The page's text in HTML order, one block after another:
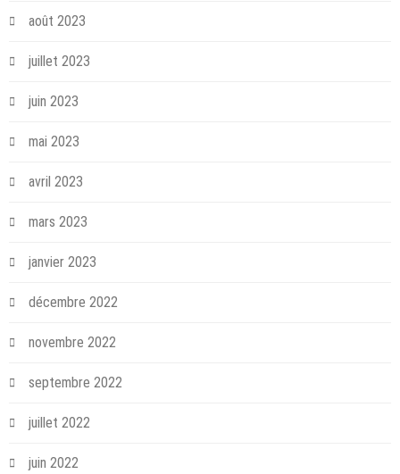
août 2023
juillet 2023
juin 2023
mai 2023
avril 2023
mars 2023
janvier 2023
décembre 2022
novembre 2022
septembre 2022
juillet 2022
juin 2022